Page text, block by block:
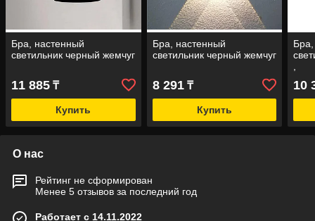
Бра, настенный
светильник черный жемчуг
11 885 ₸
Купить
Бра, настенный
светильник черный жемчуг
8 291₸
Купить
,
10
О нас
Рейтинг не сформирован
Менее 5 отзывов за последний год
Работает с 14.11.2022